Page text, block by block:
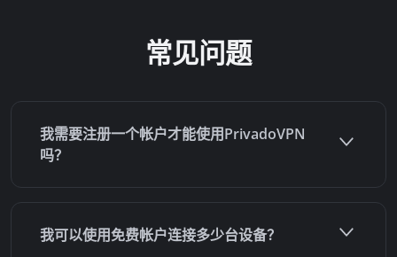
常见问题
我需要注册一个帐户才能使用PrivadoVPN
吗？
我可以使用免费帐户连接多少台设备？